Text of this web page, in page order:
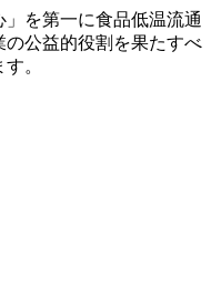
を第一に食品低温流通
公益的役割を果たすべ
。